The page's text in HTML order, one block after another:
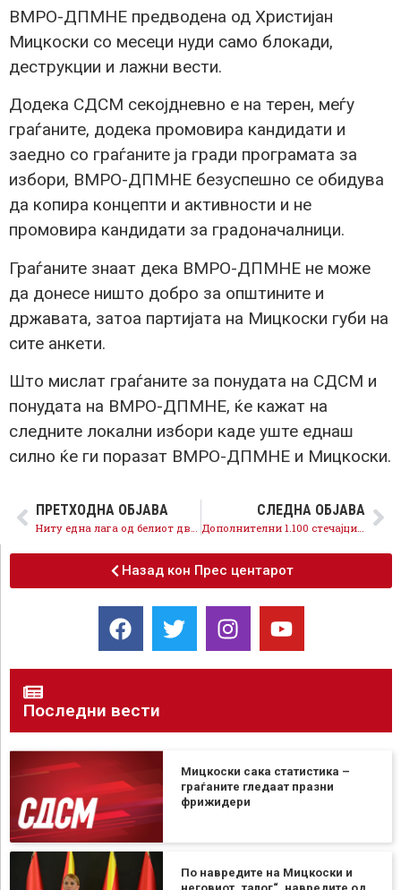
ВМРО-ДПМНЕ предводена од Христијан
Мицкоски со месеци нуди само блокади,
деструкции и лажни вести.
Додека СДСМ секојдневно е на терен, меѓу
граѓаните, додека промовира кандидати и
заедно со граѓаните ја гради програмата за
избори, ВМРО-ДПМНЕ безуспешно се обидува
да копира концепти и активности и не
промовира кандидати за градоначалници.
Граѓаните знаат дека ВМРО-ДПМНЕ не може
да донесе ништо добро за општините и
државата, затоа партијата на Мицкоски губи на
сите анкети.
Што мислат граѓаните за понудата на СДСМ и
понудата на ВМРО-ДПМНЕ, ќе кажат на
следните локални избори каде уште еднаш
силно ќе ги поразат ВМРО-ДПМНЕ и Мицкоски.
ПРЕТХОДНА ОБЈАВА
Ниту една лага од белиот дворец не може да го покрие фактот дека ВМРО-ДПМНЕ е на браникот на криминалот
СЛЕДНА ОБЈАВА
Дополнителни 1.100 стечајци ќе добиваат месечен надомест од над 9.200 денари, грижата за сите граѓани е наш врвен приоритет
Назад кон Прес центарот
Последни вести
Мицкоски сака статистика –
граѓаните гледаат празни
фрижидери
По навредите на Мицкоски и